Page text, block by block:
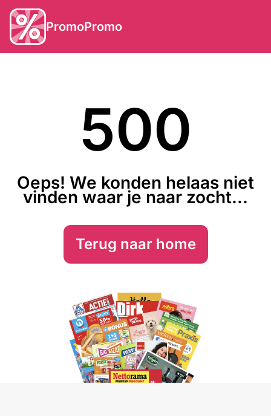
PromoPromo
500
Oeps! We konden helaas niet
vinden waar je naar zocht...
Terug naar home